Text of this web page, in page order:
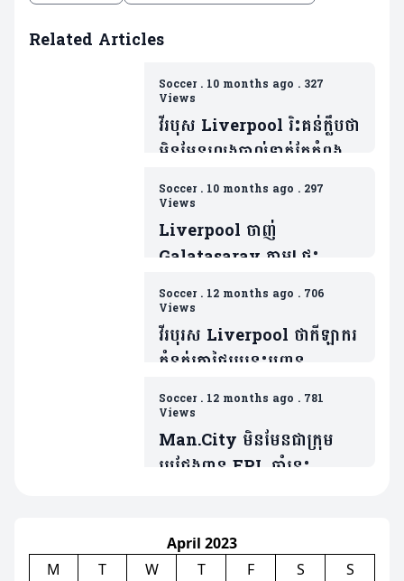
Related Articles
Soccer. 10 months ago . 327
Views
វីរបុស Liverpool រិះគន់ក្លឹបថា
មិនមែនលេងបាល់ទាត់តែកំពុង
លេងកីឡាមួយនេះ
វិញ(មាន១វីដេអូ)
Soccer. 10 months ago . 297
Views
Liverpool ចាញ់
Galatasaray ភ្លាម! ផ្ទុះ
ការរិះគន់លើតារាឆ្នើមម្នាក់
ក្រោយប៉ះបាល់បានតែ៤ដងគត់
Soccer. 12 months ago . 706
Views
វីរបុរស Liverpool ថាកីឡាករ
កំនត់ត្រាថ្លៃរូបនេះបញ្ចូន
បាល់ភាគច្រើនទៅគូបដិបក្សជាង
មិត្តរួមក្រុម(ម
Soccer. 12 months ago . 781
Views
Man.City មិនមែនជាក្រុម
ប្រជែងពាន EPL ឆ្នាំនេះ
April 2023
M
T W T F S
S